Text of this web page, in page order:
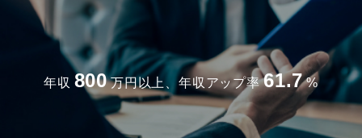
年収 800 万円以上、年収アップ率 61.7 %